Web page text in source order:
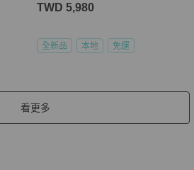
TWD 5,980
全新品 本地 免運
看更多